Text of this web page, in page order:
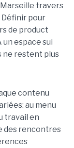
travers
Définir pour
de product
espace sui
ne restent plus
contenu
au menu
travail en
des rencontres